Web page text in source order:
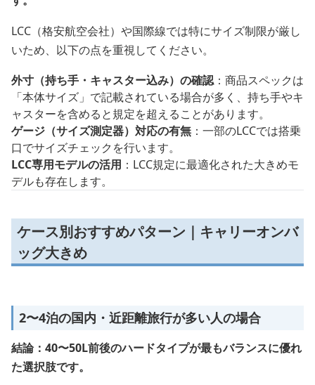
LCC（格安航空会社）や国際線では特にサイズ制限が厳し
いため、以下の点を重視してください。
外寸（持ち手・キャスター込み）の確認：商品スペックは
「本体サイズ」で記載されている場合が多く、持ち手やキ
ャスターを含めると規定を超えることがあります。
ゲージ（サイズ測定器）対応の有無 ：一部のLCCでは搭乗
口でサイズチェックを行います。
LCC専用モデルの活用 ：LCC規定に最適化された大きめモ
デルも存在します。
ケース別おすすめパターン｜キャリーオンバ
ッグ大きめ
2〜4泊の国内・近距離旅行が多い人の場合
結論：40〜50L前後のハードタイプが最もバランスに優れ
た選択肢です。